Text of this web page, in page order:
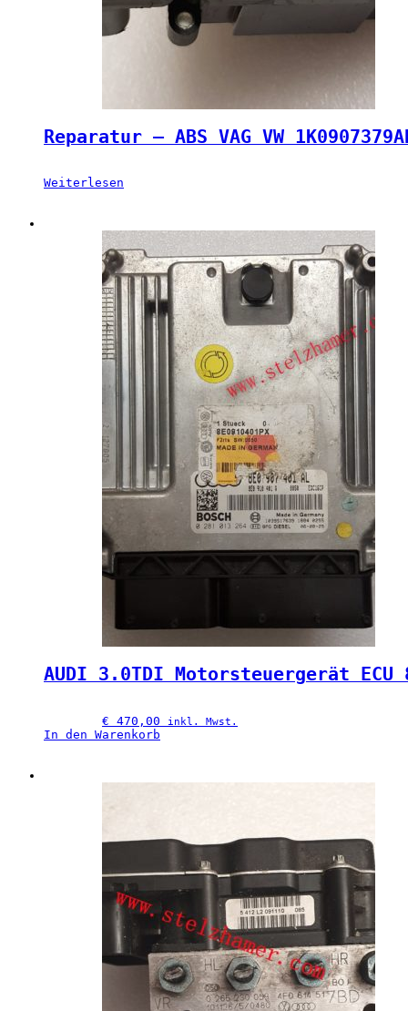
Reparatur – ABS VAG VW
Weiterlesen
AUDI 3.0TDI Motorsteuergerät ECU
€ 470,00 inkl. Mwst.
In den Warenkorb